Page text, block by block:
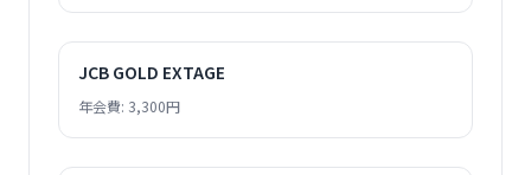
JCB GOLD EXTAGE
年会費: 3,300円